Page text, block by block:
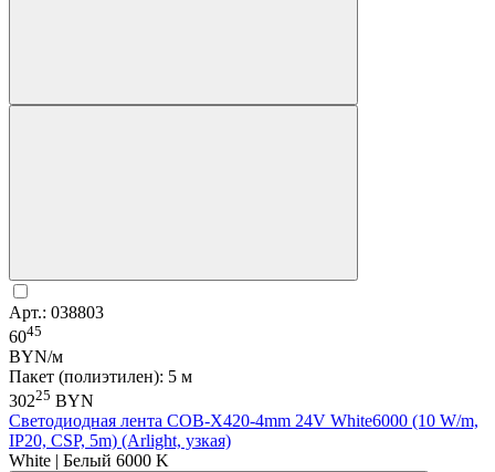
Арт.: 038803
6045
BYN/м
Пакет (полиэтилен): 5 м
30225 BYN
Светодиодная лента COB-X420-4mm 24V White6000 (10 W/m,
IP20, CSP, 5m) (Arlight, узкая)
White | Белый 6000 K